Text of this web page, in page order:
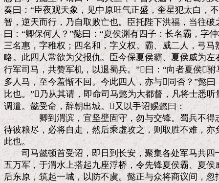
奏曰：“臣夜观天象，见中原旺气正盛，奎星犯太白，
智，逆天而行，乃自取败亡也。臣托陛下洪福，当往破
曰：“卿保何人？”懿曰：“夏侯渊有四子：长名霸，字
三名惠，字稚权；四名和，字义权。霸、威二人，弓
略。此四人常欲为父报仇。臣今保夏侯霸、夏侯威为
行军司马，共赞军机，以退蜀兵。”曰：“向者夏侯
多人马，至今羞惭不回。今此四人，亦与同否？”懿
比也。”乃从其请，即命司马懿为大都督，凡将士悉
调遣。懿受命，辞朝出城。又以手诏赐懿曰：
卿到渭滨，宜坚壁固守，勿与交锋。蜀兵不得志
待彼粮尽，必将自走，然后乘虚攻之，则取胜不难，
此也。
司马懿顿首受诏，即日到长安，聚集各处军马共四
五万军，于渭水上搭起九座浮桥，令先锋夏侯霸、夏
后东原，筑起一城，以防不虞。懿正与众将商议间，